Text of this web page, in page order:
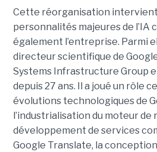
Cette réorganisation intervient
personnalités majeures de l’IA
également l’entreprise. Parmi
directeur scientifique de
Systems Infrastructure Group
depuis 27 ans. Il a joué un rôle
évolutions technologiques de
l’industrialisation du moteur de
développement de services
Google Translate, la